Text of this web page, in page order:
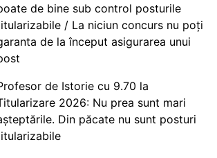
de bine sub control posturile
/ La niciun concurs nu poți
de la început asigurarea unui
de Istorie cu 9.70 la
2026: Nu prea sunt mari
Din păcate nu sunt posturi